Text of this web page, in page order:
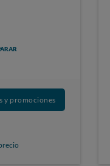
y promociones